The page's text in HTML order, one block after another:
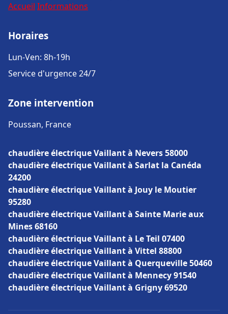
Accueil Informations
Horaires
Lun-Ven: 8h-19h
Service d'urgence 24/7
Zone intervention
Poussan, France
chaudière électrique Vaillant à Nevers 58000
chaudière électrique Vaillant à Sarlat la Canéda
24200
chaudière électrique Vaillant à Jouy le Moutier
95280
chaudière électrique Vaillant à Sainte Marie aux
Mines 68160
chaudière électrique Vaillant à Le Teil 07400
chaudière électrique Vaillant à Vittel 88800
chaudière électrique Vaillant à Querqueville 50460
chaudière électrique Vaillant à Mennecy 91540
chaudière électrique Vaillant à Grigny 69520